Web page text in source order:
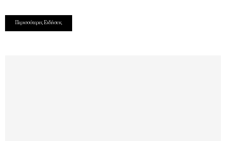
Περισσότερες Ειδήσεις